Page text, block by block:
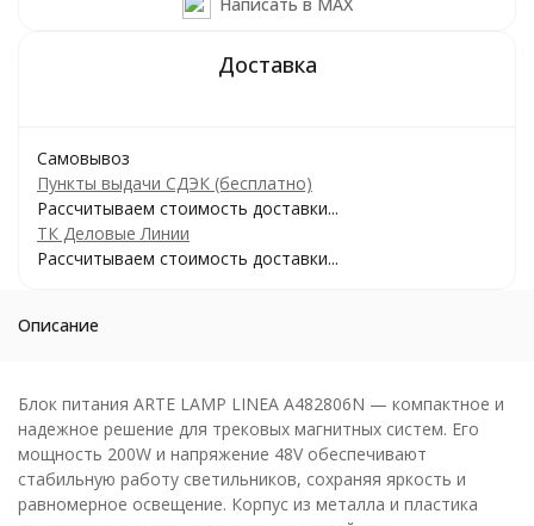
Самовывоз
Пункты выдачи СДЭК (бесплатно)
Рассчитываем стоимость доставки...
ТК Деловые Линии
Рассчитываем стоимость доставки...
Описание
Блок питания ARTE LAMP LINEA A482806N — компактное и
надежное решение для трековых магнитных систем. Его
мощность 200W и напряжение 48V обеспечивают
стабильную работу светильников, сохраняя яркость и
равномерное освещение. Корпус из металла и пластика